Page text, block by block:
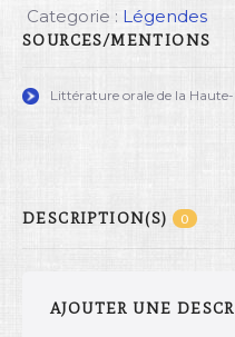
Categorie : Légendes
SOURCES/MENTIONS
Littérature orale de la
DESCRIPTION(S) 0
AJOUTER UNE